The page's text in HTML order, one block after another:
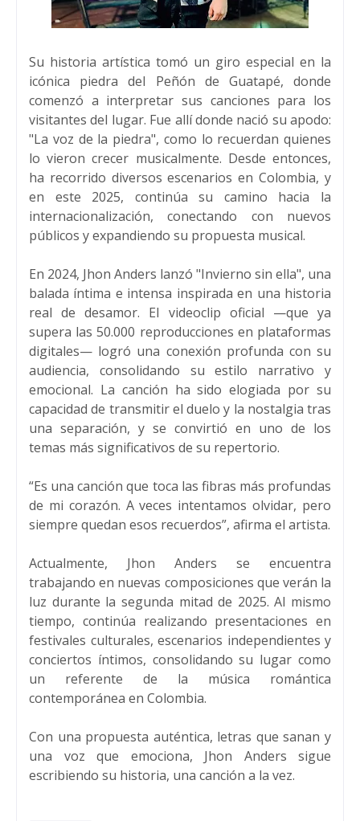
Su historia artística tomó un giro especial en la
icónica piedra del Peñón de Guatapé, donde
comenzó a interpretar sus canciones para los
visitantes del lugar. Fue allí donde nació su apodo:
"La voz de la piedra", como lo recuerdan quienes
lo vieron crecer musicalmente. Desde entonces,
ha recorrido diversos escenarios en Colombia, y
en este 2025, continúa su camino hacia la
internacionalización, conectando con nuevos
públicos y expandiendo su propuesta musical.
En 2024, Jhon Anders lanzó "Invierno sin ella", una
balada íntima e intensa inspirada en una historia
real de desamor. El videoclip oficial —que ya
supera las 50.000 reproducciones en plataformas
digitales— logró una conexión profunda con su
audiencia, consolidando su estilo narrativo y
emocional. La canción ha sido elogiada por su
capacidad de transmitir el duelo y la nostalgia tras
una separación, y se convirtió en uno de los
temas más significativos de su repertorio.
“Es una canción que toca las fibras más profundas
de mi corazón. A veces intentamos olvidar, pero
siempre quedan esos recuerdos”, afirma el artista.
Actualmente, Jhon Anders se encuentra
trabajando en nuevas composiciones que verán la
luz durante la segunda mitad de 2025. Al mismo
tiempo, continúa realizando presentaciones en
festivales culturales, escenarios independientes y
conciertos íntimos, consolidando su lugar como
un referente de la música romántica
contemporánea en Colombia.
Con una propuesta auténtica, letras que sanan y
una voz que emociona, Jhon Anders sigue
escribiendo su historia, una canción a la vez.